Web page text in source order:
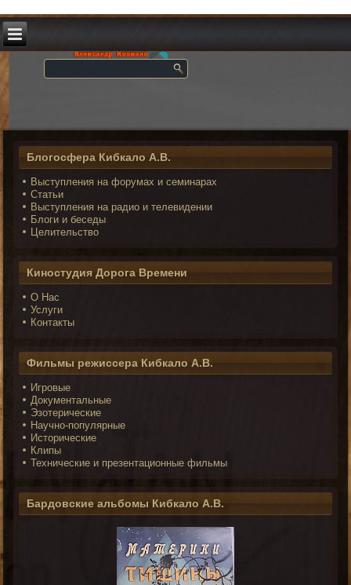
Блогосфера Кибкало А.В.
Выступления на форумах и семинарах
Статьи
Выступления на радио и телевидении
Блоги и беседы
Целительство
Киностудия Дорога Времени
О Нас
Услуги
Контакты
Фильмы режиссера Кибкало А.В.
Игровые
Документальные
Эзотерические
Научно-популярные
Исторические
Клипы
Технические и презентационные фильмы
Бардовские альбомы Кибкало А.В.